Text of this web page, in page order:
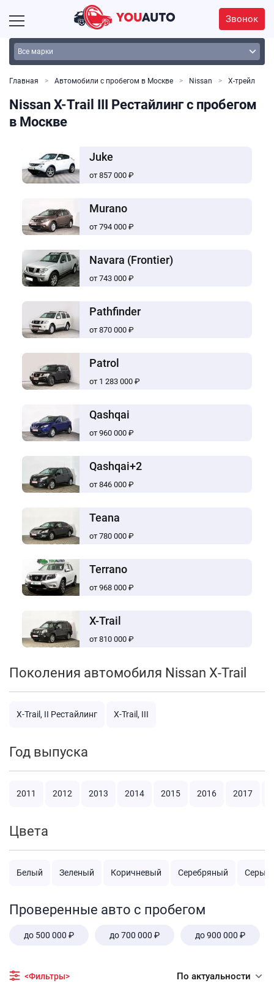
Звонок
Главная Автомобили с пробегом в Москве Nissan X-трейл
Nissan X-Trail III Рестайлинг с пробегом
в Москве
Juke
от 857 000 ₽
Murano
от 794 000 ₽
Navara (Frontier)
от 743 000 ₽
Pathfinder
от 870 000 ₽
Patrol
от 1 283 000 ₽
Qashqai
от 960 000 ₽
Qashqai+2
от 846 000 ₽
Teana
от 780 000 ₽
Terrano
от 968 000 ₽
X-Trail
от 810 000 ₽
Поколения автомобиля Nissan X-Trail
X-Trail, II Рестайлинг X-Trail, III
Год выпуска
2011 2012 2013 2014 2015 2016 2017
Цвета
Белый Зеленый Коричневый Серебряный Серый
Проверенные авто с пробегом
до 500 000 ₽ до 700 000 ₽ до 900 000 ₽
<Фильтры> По актуальности